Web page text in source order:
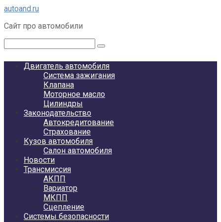
Перейти
контенту
autoand.ru
Сайт про автомобили
Двигатель автомобиля
Система зажигания
Клапана
Моторное масло
Цилиндры
Законодательство
Автокредитование
Страхование
Кузов автомобиля
Салон автомобиля
Новости
Трансмиссия
АКПП
Вариатор
МКПП
Сцепление
Системы безопасности